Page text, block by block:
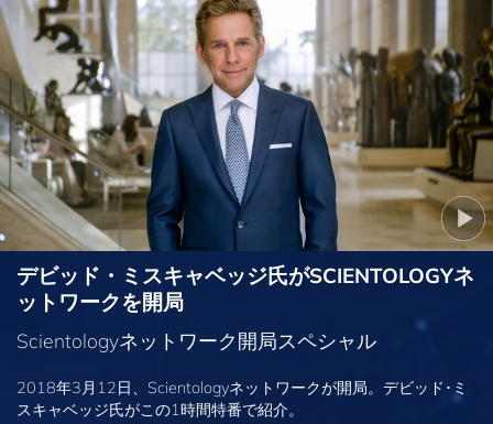
デビッド・ミスキャベッジ氏がSCIENTOLOGYネ
ットワークを開局
Scientologyネットワーク開局スペシャル
2018年3月12日、Scientologyネットワークが開局。デビッド･ミ
スキャベッジ氏がこの1時間特番で紹介。